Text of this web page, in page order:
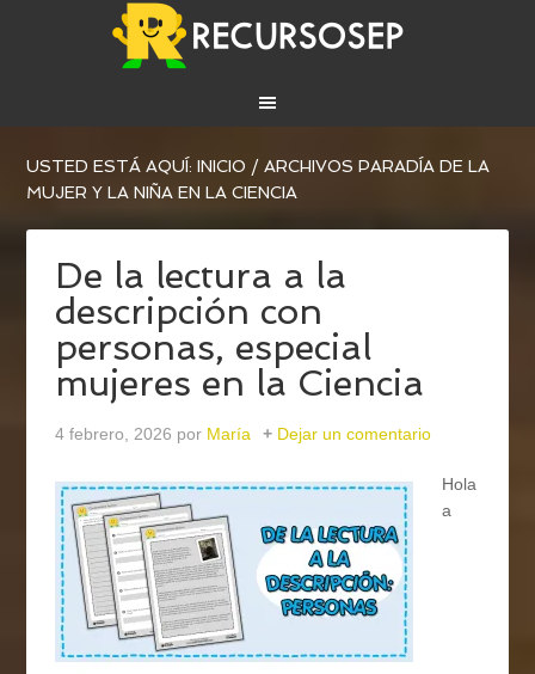
USTED ESTÁ AQUÍ:INICIO / ARCHIVOS PARADÍA DE LA
MUJER Y LA NIÑA EN LA CIENCIA
De la lectura a la
descripción con
personas, especial
mujeres en la Ciencia
4 febrero, 2026 por María Dejar un comentario
Hola
a